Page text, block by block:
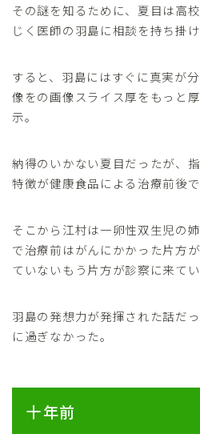
その謎を知るために、夏目は高
じく医師の羽島に相談を持ち掛け
すると、羽島にはすぐに真実が
像をの画像スライス厚をもっと
示。
納得のいかない夏目だったが、
特徴が健康食品による治療前後で
そこから江村は一卵性双生児の
で治療前はがんにかかった片方
ていないもう片方が診察に来て
羽島の発想力が発揮された話だ
に過ぎなかった。
十年前